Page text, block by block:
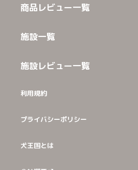
商品レビュー一覧
施設一覧
施設レビュー一覧
利用規約
プライバシーポリシー
犬王国とは